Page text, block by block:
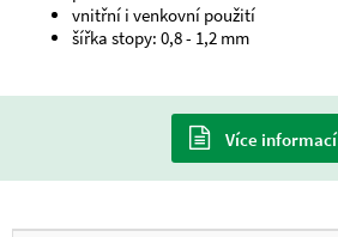
vnitřní i venkovní použití
šířka stopy: 0,8 - 1,2 mm
Více informací